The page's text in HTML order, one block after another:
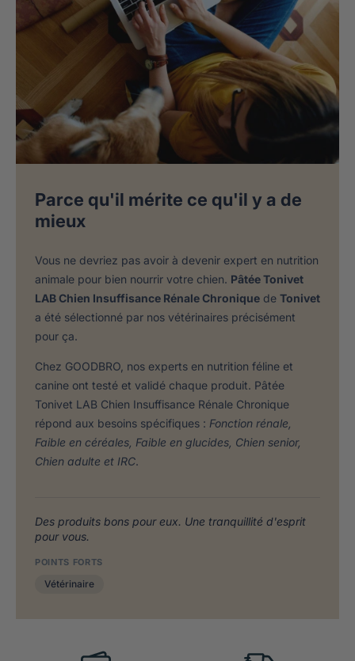
Parce qu'il mérite ce qu'il y a de
mieux
Vous ne devriez pas avoir à devenir expert en nutrition
animale pour bien nourrir votre chien. Pâtée Tonivet
LAB Chien Insuffisance Rénale Chronique de Tonivet
a été sélectionné par nos vétérinaires précisément
pour ça.
Chez GOODBRO, nos experts en nutrition féline et
canine ont testé et validé chaque produit. Pâtée
Tonivet LAB Chien Insuffisance Rénale Chronique
répond aux besoins spécifiques : Fonction rénale,
Faible en céréales, Faible en glucides, Chien senior,
Chien adulte et IRC.
Des produits bons pour eux. Une tranquillité d'esprit
pour vous.
POINTS FORTS
Vétérinaire